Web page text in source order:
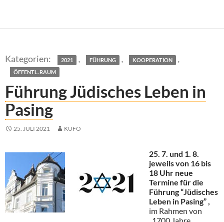
2021 , FÜHRUNG , KOOPERATION ,
ÖFFENTL. RAUM
Führung Jüdisches Leben in
Pasing
25. JULI 2021 KUFO
25. 7. und 1. 8.
jeweils von 16 bis
18 Uhr neue
Termine für die
Führung “Jüdisches
Leben in Pasing” ,
im Rahmen von